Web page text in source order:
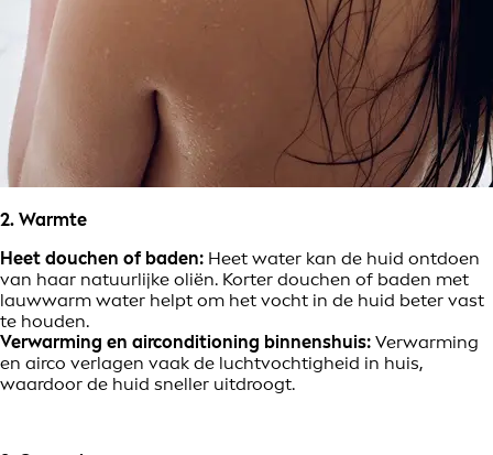
2. Warmte
Heet douchen of baden: Heet water kan de huid ontdoen
van haar natuurlijke oliën. Korter douchen of baden met
lauwwarm water helpt om het vocht in de huid beter vast
te houden.
Verwarming en airconditioning binnenshuis: Verwarming
en airco verlagen vaak de luchtvochtigheid in huis,
waardoor de huid sneller uitdroogt.